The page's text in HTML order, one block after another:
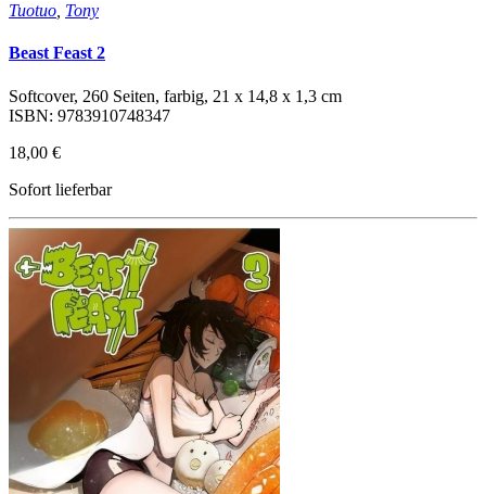
Tuotuo Tony
Beast Feast 2
Softcover, 260 Seiten, farbig, 21 x 14,8 x 1,3 cm
ISBN: 9783910748347
18,00 €
Sofort lieferbar